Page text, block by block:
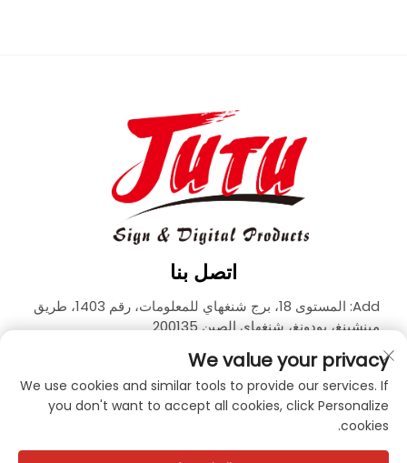
اتصل بنا
Add: المستوى 18، برج شنغهاي للمعلومات، رقم 1403، طريق
مينشينغ، بودونغ، شنغهاي الصين 200135
الهاتف:+86-21-33927426
البريد الإلكتروني:[email protected]
حقوق الطبع والنشر © 2026 شركة JUTU لتكنولوجيا المواد الجديدة
We value your privacy
We use cookies and similar tools to provide our services. If
you don't want to accept all cookies, click Personalize
cookies.